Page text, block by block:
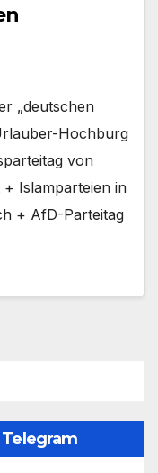
„deutschen
Hochburg
von
+ Islamparteien in
+ AfD-Parteitag
Telegram